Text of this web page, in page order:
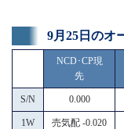
9月25日のオ
NCD･CP現
先
S/N 0.000
1W 売気配 -0.020